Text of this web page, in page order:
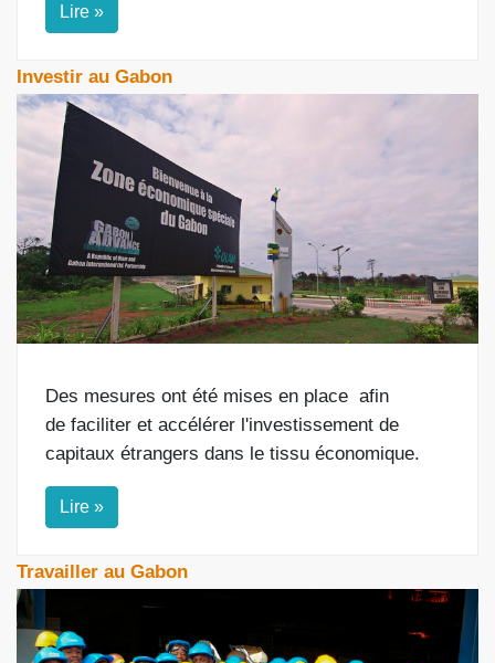
Lire »
Investir au Gabon
Des mesures ont été mises en place afin
de faciliter et accélérer l'investissement de
capitaux étrangers dans le tissu économique.
Lire »
Travailler au Gabon